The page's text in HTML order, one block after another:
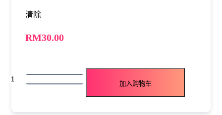
清除
RM30.00
加入购物车